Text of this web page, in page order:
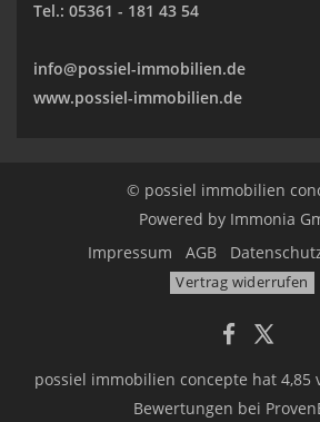
Tel.: 05361 - 181 43 54
info@possiel-immobilien.de
www.possiel-immobilien.de
© possiel immobilien
Powered by Immonia
Impressum
AGB
Vertrag widerrufen
possiel immobilien concepte hat 4,85
Bewertungen bei